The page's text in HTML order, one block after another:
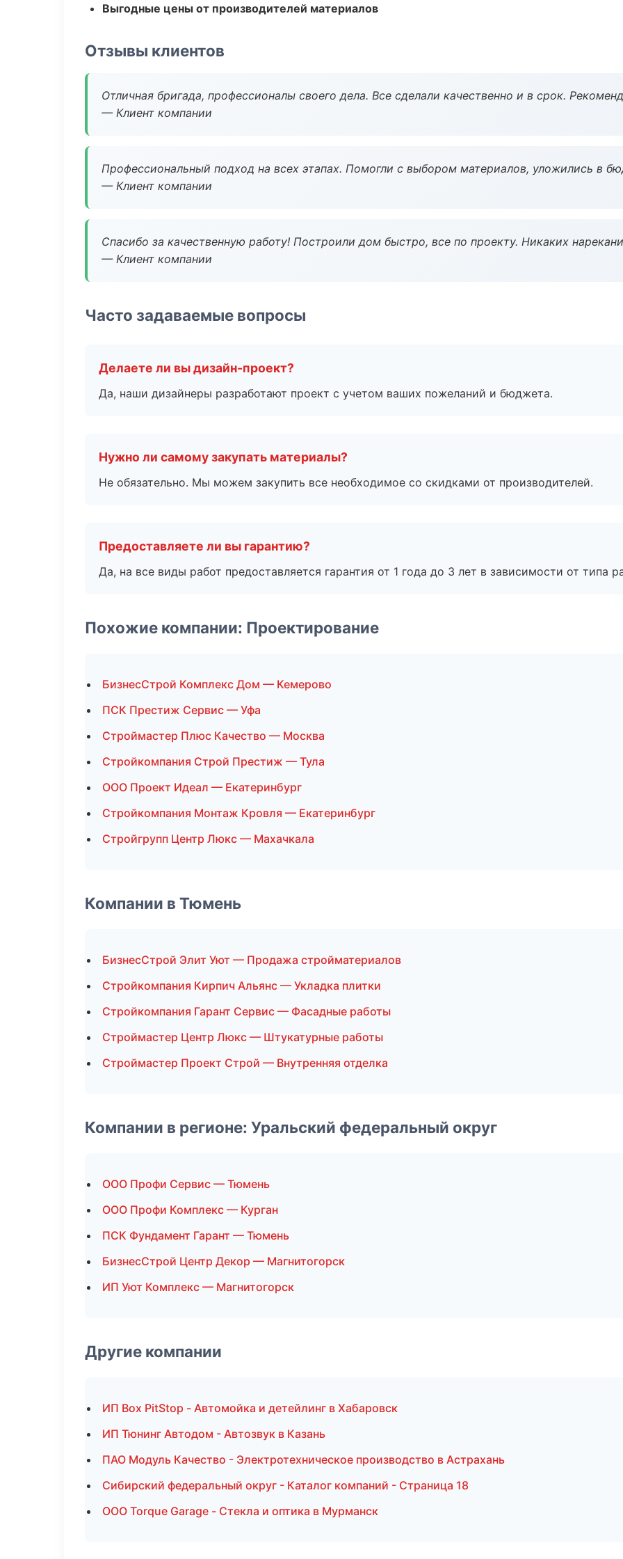
Выгодные цены от производителей материалов
Отзывы клиентов
Отличная бригада, профессионалы своего дела. Все сделали качественно и в срок.
— Клиент компании
Профессиональный подход на всех этапах. Помогли с выбором материалов, уложились в
— Клиент компании
Спасибо за качественную работу! Построили дом быстро, все по проекту. Никаких
— Клиент компании
Часто задаваемые вопросы
Делаете ли вы дизайн-проект?
Да, наши дизайнеры разработают проект с учетом ваших пожеланий и бюджета.
Нужно ли самому закупать материалы?
Не обязательно. Мы можем закупить все необходимое со скидками от производителей.
Предоставляете ли вы гарантию?
Да, на все виды работ предоставляется гарантия от 1 года до 3 лет в зависимости от типа
Похожие компании: Проектирование
БизнесСтрой Комплекс Дом — Кемерово
ПСК Престиж Сервис — Уфа
Строймастер Плюс Качество — Москва
Стройкомпания Строй Престиж — Тула
ООО Проект Идеал — Екатеринбург
Стройкомпания Монтаж Кровля — Екатеринбург
Стройгрупп Центр Люкс — Махачкала
Компании в Тюмень
БизнесСтрой Элит Уют — Продажа стройматериалов
Стройкомпания Кирпич Альянс — Укладка плитки
Стройкомпания Гарант Сервис — Фасадные работы
Строймастер Центр Люкс — Штукатурные работы
Строймастер Проект Строй — Внутренняя отделка
Компании в регионе: Уральский федеральный округ
ООО Профи Сервис — Тюмень
ООО Профи Комплекс — Курган
ПСК Фундамент Гарант — Тюмень
БизнесСтрой Центр Декор — Магнитогорск
ИП Уют Комплекс — Магнитогорск
Другие компании
ИП Box PitStop - Автомойка и детейлинг в Хабаровск
ИП Тюнинг Автодом - Автозвук в Казань
ПАО Модуль Качество - Электротехническое производство в Астрахань
Сибирский федеральный округ - Каталог компаний - Страница 18
ООО Torque Garage - Стекла и оптика в Мурманск